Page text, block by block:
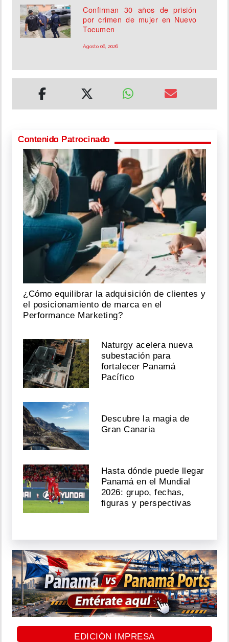
Confirman 30 años de prisión
por crimen de mujer en Nuevo
Tocumen
Agosto 06, 2026
Contenido Patrocinado
¿Cómo equilibrar la adquisición de clientes y
el posicionamiento de marca en el
Performance Marketing?
Naturgy acelera nueva
subestación para
fortalecer Panamá
Pacífico
Descubre la magia de
Gran Canaria
Hasta dónde puede llegar
Panamá en el Mundial
2026: grupo, fechas,
figuras y perspectivas
EDICIÓN IMPRESA